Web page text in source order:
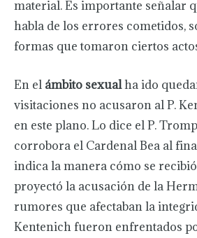
material. Es importante señalar
habla de los errores cometidos,
formas que tomaron ciertos
En el ámbito sexualha ido
visitaciones no acusaron al P.
en este plano. Lo dice el P.
corrobora el Cardenal Bea al
indica la manera cómo se
proyectó la acusación de la
rumores que afectaban la
Kentenich fueron enfrentados